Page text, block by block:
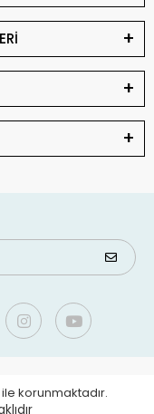
korunmaktadır.